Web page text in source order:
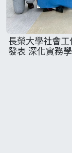
長榮大學社會
發表 深化實務